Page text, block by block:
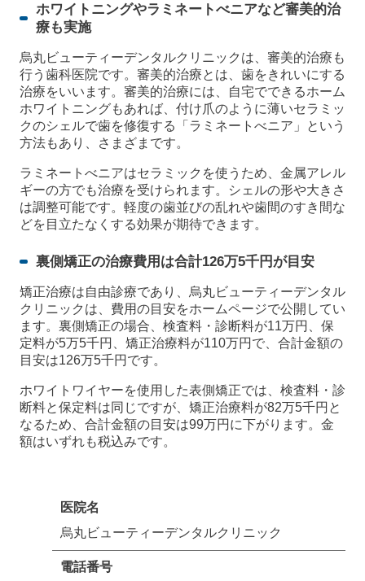
ホワイトニングやラミネートべニアなど審美的治
療も実施
烏丸ビューティーデンタルクリニックは、審美的治療も
行う歯科医院です。審美的治療とは、歯をきれいにする
治療をいいます。審美的治療には、自宅でできるホーム
ホワイトニングもあれば、付け爪のように薄いセラミッ
クのシェルで歯を修復する「ラミネートべニア」という
方法もあり、さまざまです。
ラミネートべニアはセラミックを使うため、金属アレル
ギーの方でも治療を受けられます。シェルの形や大きさ
は調整可能です。軽度の歯並びの乱れや歯間のすき間な
どを目立たなくする効果が期待できます。
裏側矯正の治療費用は合計126万5千円が目安
矯正治療は自由診療であり、烏丸ビューティーデンタル
クリニックは、費用の目安をホームページで公開してい
ます。裏側矯正の場合、検査料・診断料が11万円、保
定料が5万5千円、矯正治療料が110万円で、合計金額の
目安は126万5千円です。
ホワイトワイヤーを使用した表側矯正では、検査料・診
断料と保定料は同じですが、矯正治療料が82万5千円と
なるため、合計金額の目安は99万円に下がります。金
額はいずれも税込みです。
医院名
烏丸ビューティーデンタルクリニック
電話番号